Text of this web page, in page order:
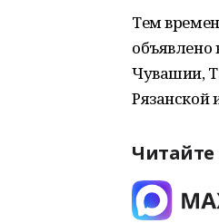
Тем
Чувашии,
Рязанской
Читайте